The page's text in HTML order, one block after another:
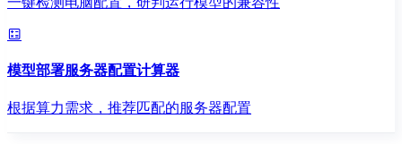
模型部署服务器配置计算器
根据算力需求，推荐匹配的服务器配置